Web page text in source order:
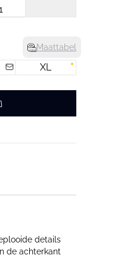
Maattabel
XL
details
de achterkant